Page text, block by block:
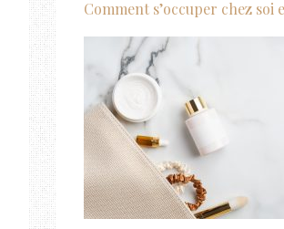
Comment s’occuper chez soi